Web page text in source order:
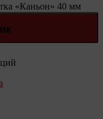
«Каньон» 40 мм